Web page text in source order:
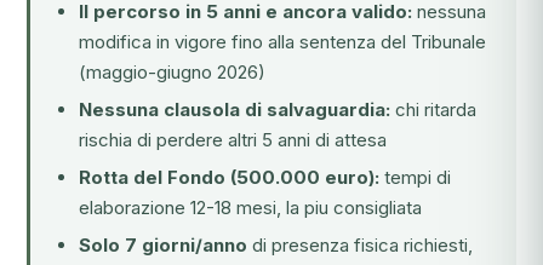
Il percorso in 5 anni e ancora valido: nessuna
modifica in vigore fino alla sentenza del Tribunale
(maggio-giugno 2026)
Nessuna clausola di salvaguardia: chi ritarda
rischia di perdere altri 5 anni di attesa
Rotta del Fondo (500.000 euro): tempi di
elaborazione 12-18 mesi, la piu consigliata
Solo 7 giorni/anno di presenza fisica richiesti,